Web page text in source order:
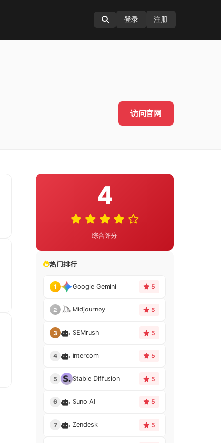
登录 注册
访问官网
4
综合评分
热门排行
1 Google Gemini 5
2 Midjourney 5
3 SEMrush 5
4 Intercom 5
5 Stable Diffusion 5
6 Suno AI 5
7 Zendesk 5